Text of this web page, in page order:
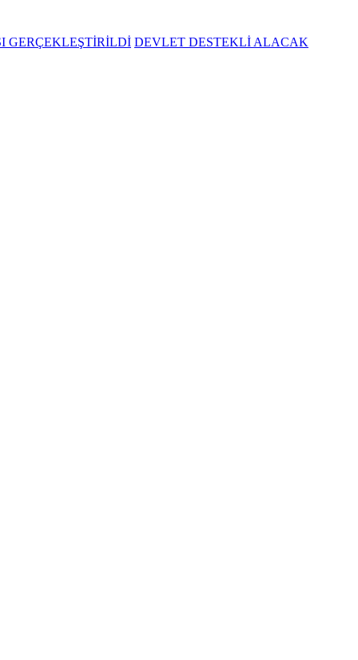
GERÇEKLEŞTİRİLDİ DEVLET DESTEKLİ ALACAK